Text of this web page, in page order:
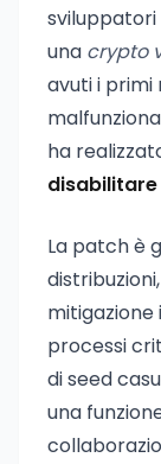
sviluppatori
una crypto
avuti i primi
ha
disabilitare
La patch è
processi
di seed
una